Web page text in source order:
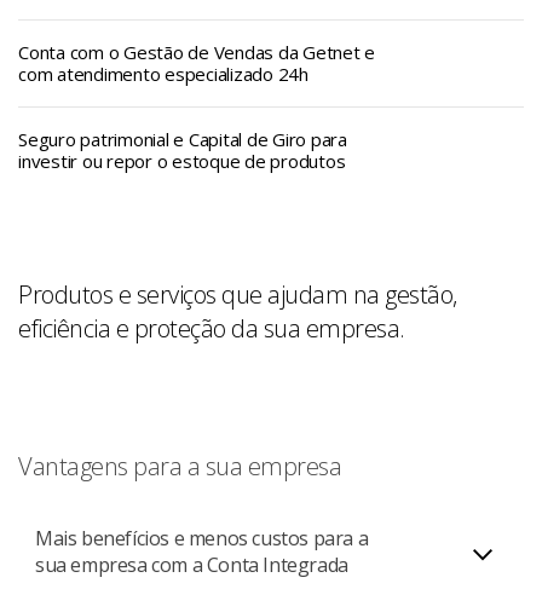
Conta com o Gestão de Vendas da Getnet e
com atendimento especializado 24h
Seguro patrimonial e Capital de Giro para
investir ou repor o estoque de produtos
Produtos e serviços que ajudam na gestão,
eficiência e proteção da sua empresa.
Vantagens para a sua empresa
Mais benefícios e menos custos para a
sua empresa com a Conta Integrada